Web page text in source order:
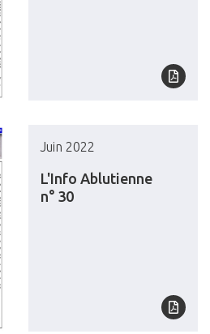
Juin 2022
L'Info Ablutienne
n° 30